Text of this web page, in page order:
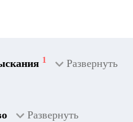
1 Развернуть
Развернуть